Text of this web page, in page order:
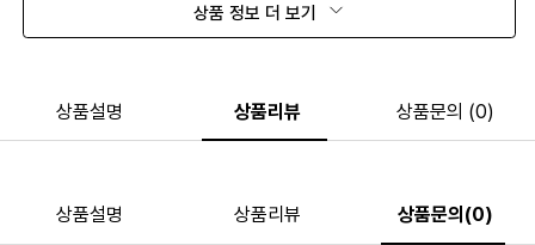
상품 정보 더 보기
상품설명 상품리뷰 상품문의 (0)
상품설명 상품리뷰 상품문의(0)